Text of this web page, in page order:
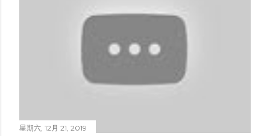
星期六, 12月 21, 2019